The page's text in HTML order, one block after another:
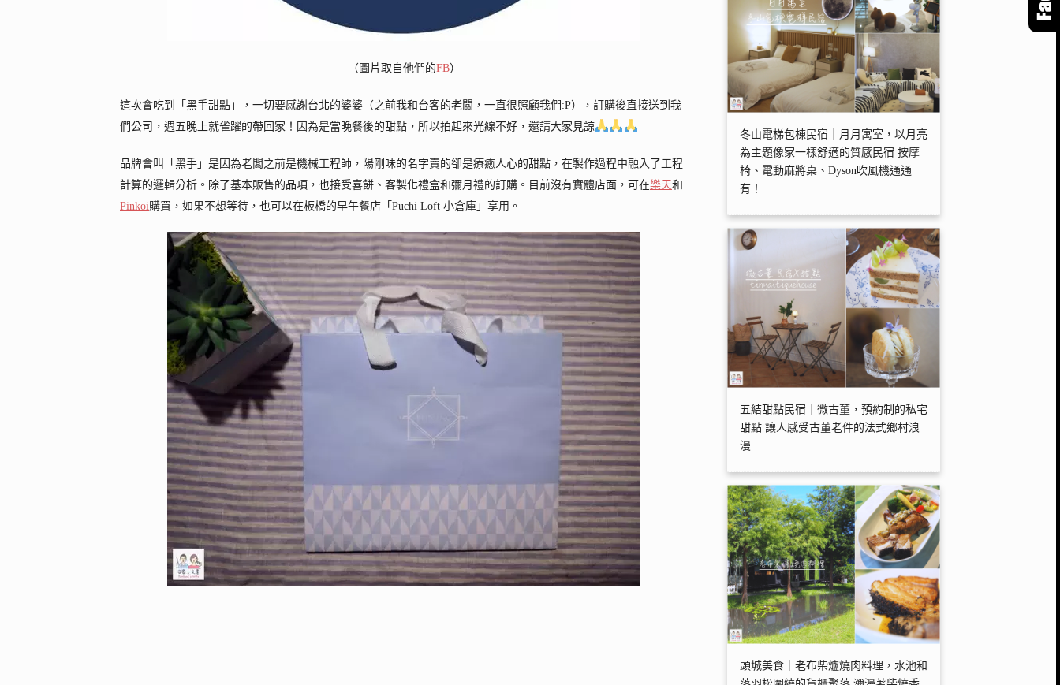
（圖片取自他們的FB）
這次會吃到「黑手甜點」，一切要感謝台北的婆婆（之前我和台客的老闆，一直很照顧我們:P），訂購後直接送到我
們公司，週五晚上就雀躍的帶回家！因為是當晚餐後的甜點，所以拍起來光線不好，還請大家見諒
品牌會叫「黑手」是因為老闆之前是機械工程師，陽剛味的名字賣的卻是療癒人心的甜點，在製作過程中融入了工程
計算的邏輯分析。除了基本販售的品項，也接受喜餅、客製化禮盒和彌月禮的訂購。目前沒有實體店面，可在樂天和
Pinkoi購買，如果不想等待，也可以在板橋的早午餐店「Puchi Loft 小倉庫」享用。
冬山電梯包棟民宿｜月月寓室，以月亮
為主題像家一樣舒適的質感民宿 按摩
椅、電動麻將桌、Dyson吹風機通通
有！
五結甜點民宿｜微古董，預約制的私宅
甜點 讓人感受古董老件的法式鄉村浪
漫
頭城美食｜老布柴爐燒肉料理，水池和